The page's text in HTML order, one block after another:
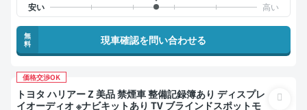
無
料
現車確認を問い合わせる
価格交渉OK
トヨタ ハリアー Z 美品 禁煙車 整備記録簿あり ディスプレ
イオーディオ ※ナビキットあり TV ブラインドスポットモ